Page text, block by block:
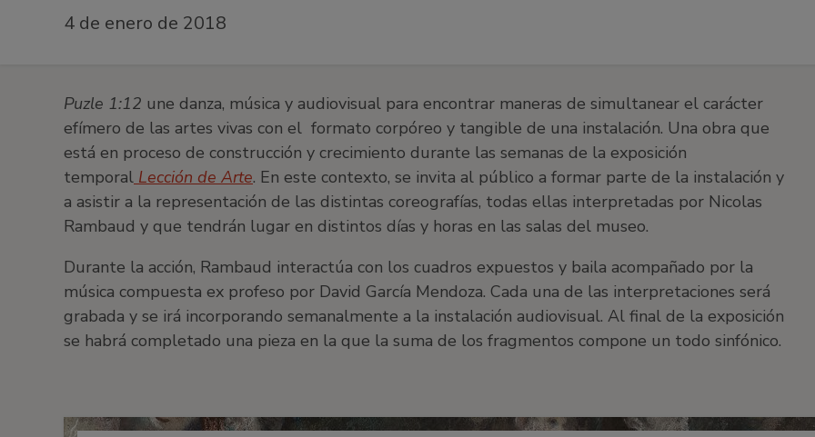
4 de enero de 2018
Puzle 1:12 une danza, música y audiovisual para encontrar maneras de simultanear el carácter
efímero de las artes vivas con el formato corpóreo y tangible de una instalación. Una obra que
está en proceso de construcción y crecimiento durante las semanas de la exposición
temporal Lección de Arte. En este contexto, se invita al público a formar parte de la instalación y
a asistir a la representación de las distintas coreografías, todas ellas interpretadas por Nicolas
Rambaud y que tendrán lugar en distintos días y horas en las salas del museo.
Durante la acción, Rambaud interactúa con los cuadros expuestos y baila acompañado por la
música compuesta ex profeso por David García Mendoza. Cada una de las interpretaciones será
grabada y se irá incorporando semanalmente a la instalación audiovisual. Al final de la exposición
se habrá completado una pieza en la que la suma de los fragmentos compone un todo sinfónico.